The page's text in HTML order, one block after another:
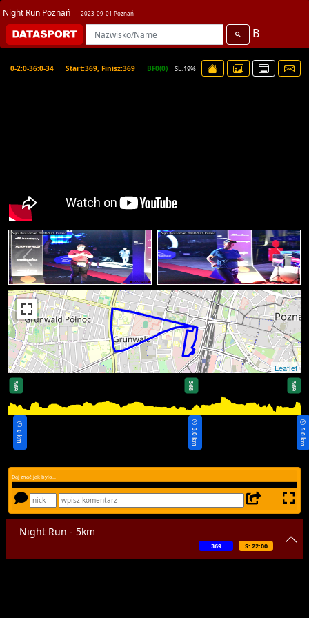
Night Run Poznań 2023-09-01 Poznań
B
0-2:0-36:0-34 Start:369, Finisz:369 BF0(0) SL:19%
Leaflet
0 km
369 368
3.0 km
369
5.0 km
Daj znać jak było...
Night Run - 5km
S: 22:00
369